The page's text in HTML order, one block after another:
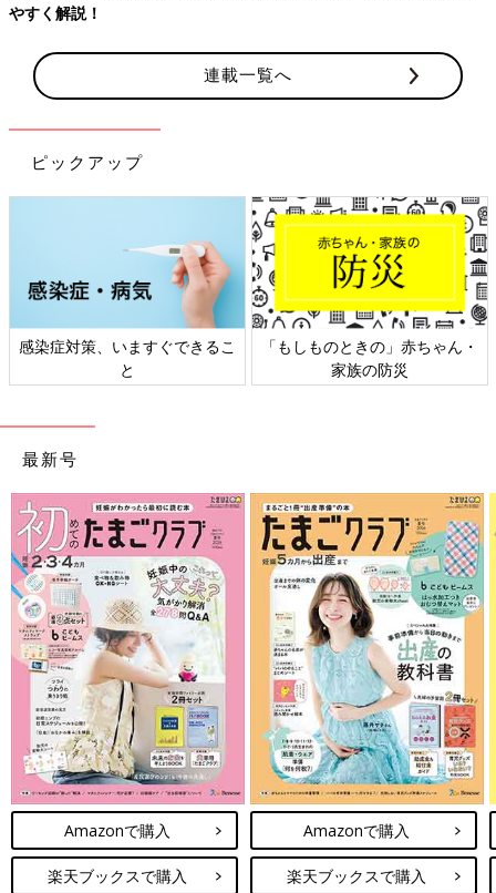
やすく解説！
連載一覧へ
ピックアップ
感染症対策、いますぐできるこ
と
「もしものときの」赤ちゃん・
家族の防災
最新号
Amazonで購入
楽天ブックスで購入
Amazonで購入
楽天ブックスで購入